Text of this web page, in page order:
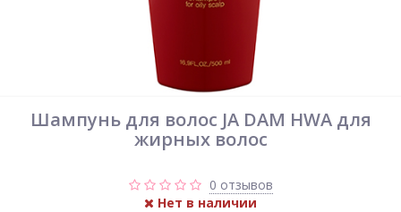
Шампунь для волос JA DAM HWA для
жирных волос
0 отзывов
Нет в наличии